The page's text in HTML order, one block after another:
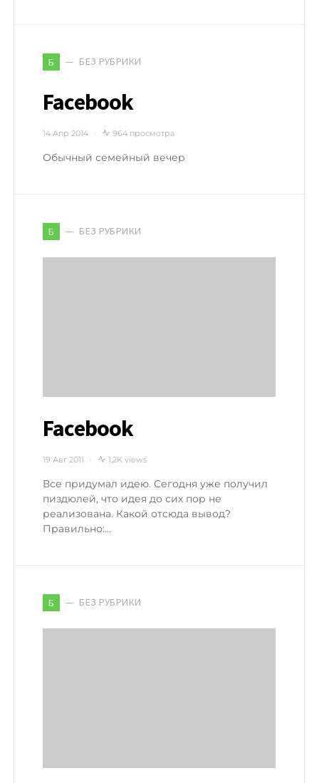
Б БЕЗ РУБРИКИ
Facebook
14 Апр 2014 964 просмотра
Обычный семейный вечер
Б БЕЗ РУБРИКИ
Facebook
19 Авг 2011 1,2K views
Все придумал идею. Сегодня уже получил
пиздюлей, что идея до сих пор не
реализована. Какой отсюда вывод?
Правильно:…
Б БЕЗ РУБРИКИ